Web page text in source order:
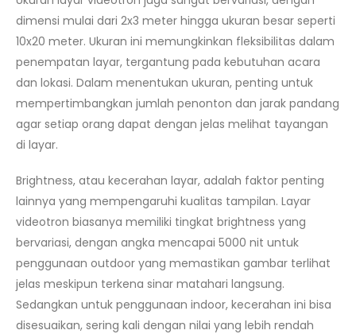
dimensi mulai dari 2x3 meter hingga ukuran besar seperti
10x20 meter. Ukuran ini memungkinkan fleksibilitas dalam
penempatan layar, tergantung pada kebutuhan acara
dan lokasi. Dalam menentukan ukuran, penting untuk
mempertimbangkan jumlah penonton dan jarak pandang
agar setiap orang dapat dengan jelas melihat tayangan
di layar.
Brightness, atau kecerahan layar, adalah faktor penting
lainnya yang mempengaruhi kualitas tampilan. Layar
videotron biasanya memiliki tingkat brightness yang
bervariasi, dengan angka mencapai 5000 nit untuk
penggunaan outdoor yang memastikan gambar terlihat
jelas meskipun terkena sinar matahari langsung.
Sedangkan untuk penggunaan indoor, kecerahan ini bisa
disesuaikan, sering kali dengan nilai yang lebih rendah